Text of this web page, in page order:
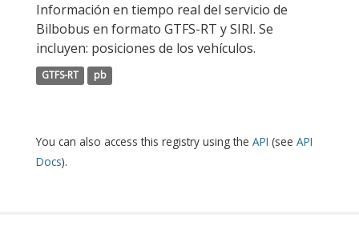
Información en tiempo real del servicio de
Bilbobus en formato GTFS-RT y SIRI. Se
incluyen: posiciones de los vehículos.
GTFS-RT pb
You can also access this registry using the API (see API
Docs).